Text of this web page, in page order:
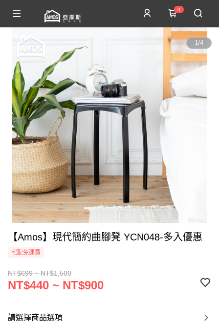
0
1/4
【Amos】現代簡約曲腳凳 YCN048-多入優惠
宅配免運費
NT$699 ~ NT$1,500
NT$440 ~ NT$900
請選擇商品選項